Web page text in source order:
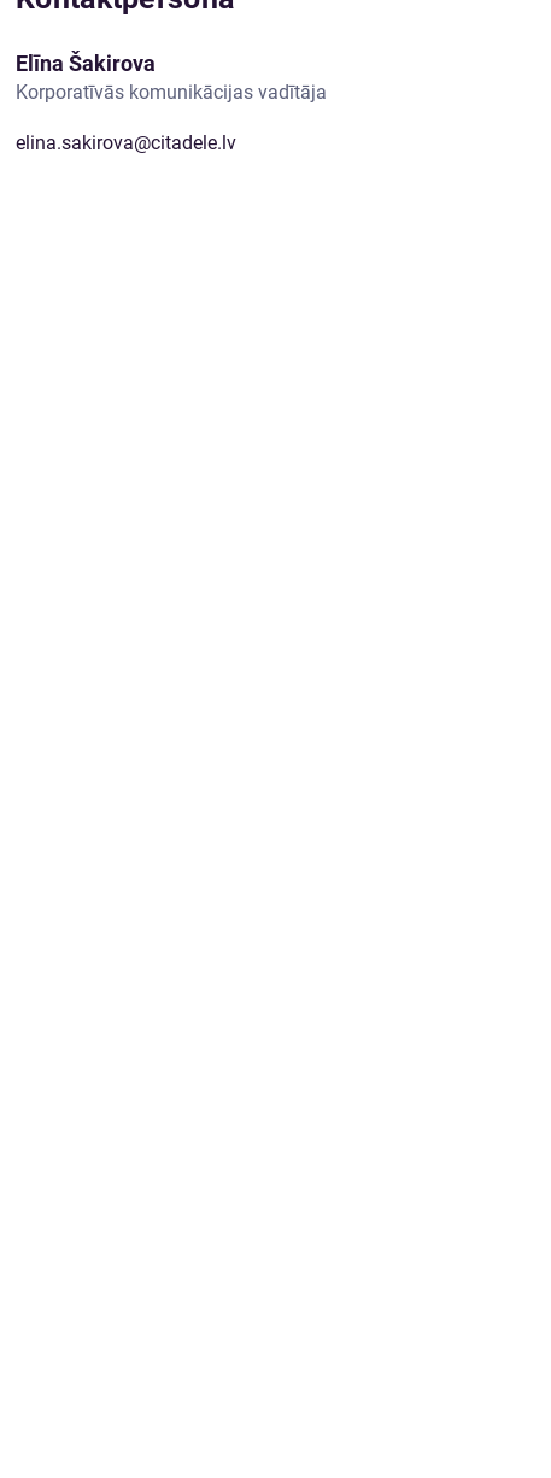
Elīna Šakirova
Korporatīvās komunikācijas vadītāja
elina.sakirova@citadele.lv